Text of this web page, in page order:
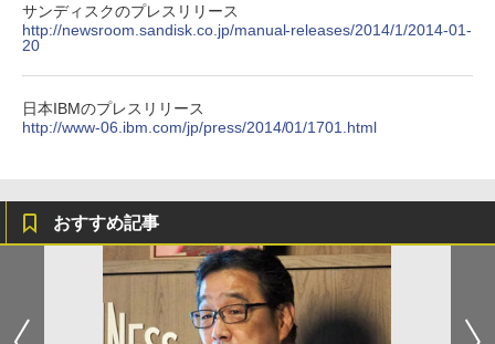
サンディスクのプレスリリース
http://newsroom.sandisk.co.jp/manual-releases/2014/1/2014-01-
20
日本IBMのプレスリリース
http://www-06.ibm.com/jp/press/2014/01/1701.html
おすすめ記事